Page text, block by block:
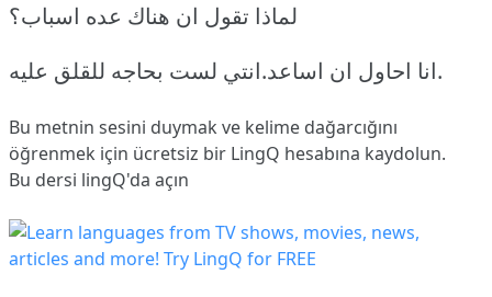
لماذا تقول ان هناك عده اسباب؟
انا احاول ان اساعد.انتي لست بحاجه للقلق عليه.
Bu metnin sesini duymak ve kelime dağarcığını
öğrenmek için ücretsiz bir LingQ hesabına kaydolun.
Bu dersi lingQ'da açın